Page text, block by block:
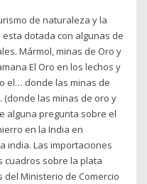
de naturaleza y la
dotada con algunas de
Mármol, minas de Oro y
El Oro en los lechos y
el… donde las minas de
(donde las minas de oro y
alguna pregunta sobre el
en la India en
india. Las importaciones
cuadros sobre la plata
Ministerio de Comercio